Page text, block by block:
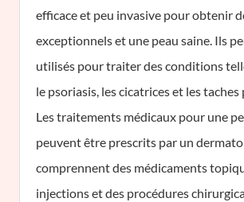
efficace et peu invasive pour obtenir
exceptionnels et une peau saine. Ils
utilisés pour traiter des conditions
le psoriasis, les cicatrices et les
Les traitements médicaux pour une
peuvent être prescrits par un
comprennent des médicaments
injections et des procédures